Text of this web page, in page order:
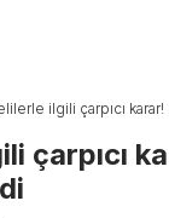
ilgili çarpıcı
çarpıcı